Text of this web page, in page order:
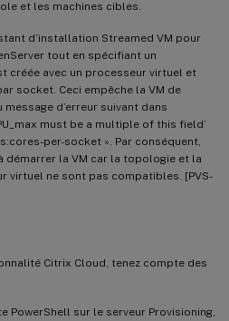
et les machines cibles.
d’installation Streamed VM pour
tout en spécifiant un
créée avec un processeur virtuel et
socket. Ceci empêche la VM de
d’erreur suivant dans
must be a multiple of this field’
per-socket ». Par conséquent,
démarrer la VM car la topologie et la
virtuel ne sont pas compatibles. [PVS-
Citrix Cloud, tenez compte des
PowerShell sur le serveur Provisioning,